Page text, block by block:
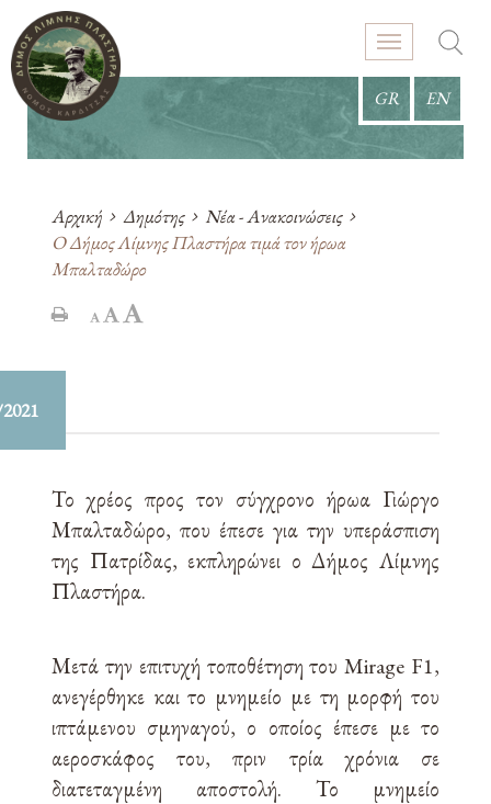
GR EN
Αρχική Δημότης
Νέα - Ανακοινώσεις
Ο Δήμος Λίμνης Πλαστήρα τιμά τον ήρωα
Μπαλταδώρο
Το χρέος προς τον σύγχρονο ήρωα Γιώργο
Μπαλταδώρο, που έπεσε για την υπεράσπιση
της Πατρίδας, εκπληρώνει ο Δήμος Λίμνης
Πλαστήρα.
Μετά την επιτυχή τοποθέτηση του Mirage F1,
ανεγέρθηκε και το μνημείο με τη μορφή του
ιπτάμενου σμηναγού, ο οποίος έπεσε με το
αεροσκάφος του, πριν τρία χρόνια σε
διατεταγμένη αποστολή. Το μνημείο